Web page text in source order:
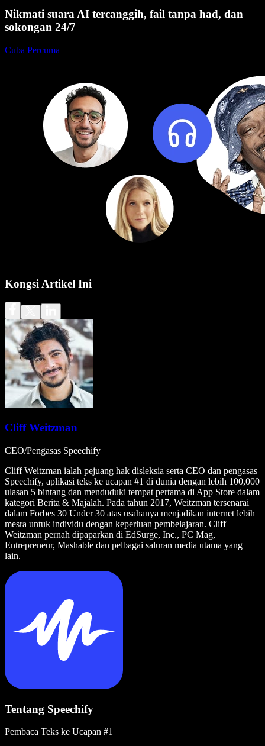
Nikmati suara AI tercanggih, fail tanpa had, dan
sokongan 24/7
Cuba Percuma
Kongsi Artikel Ini
Cliff Weitzman
CEO/Pengasas Speechify
Cliff Weitzman ialah pejuang hak disleksia serta CEO dan pengasas
Speechify, aplikasi teks ke ucapan #1 di dunia dengan lebih 100,000
ulasan 5 bintang dan menduduki tempat pertama di App Store dalam
kategori Berita & Majalah. Pada tahun 2017, Weitzman tersenarai
dalam Forbes 30 Under 30 atas usahanya menjadikan internet lebih
mesra untuk individu dengan keperluan pembelajaran. Cliff
Weitzman pernah dipaparkan di EdSurge, Inc., PC Mag,
Entrepreneur, Mashable dan pelbagai saluran media utama yang
lain.
Tentang Speechify
Pembaca Teks ke Ucapan #1